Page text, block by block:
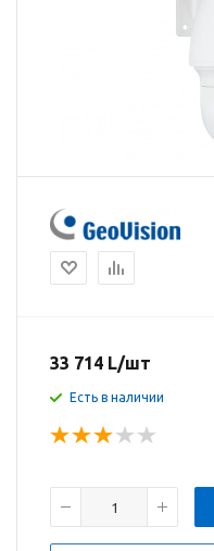
33 714 L/шт
Есть в наличии